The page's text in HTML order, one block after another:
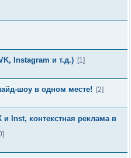
Instagram и т.д.) [1]
шоу в одном месте!
[2]
и Inst, контекстная реклама в